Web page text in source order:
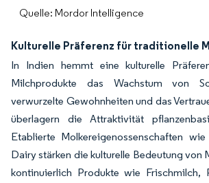
Quelle: Mordor Intelligence
Kulturelle Präferenz für traditionelle
In Indien hemmt eine kulturelle
Milchprodukte das Wachstum von
verwurzelte Gewohnheiten und das
überlagern die Attraktivität
Etablierte Molkereigenossenschaften
Dairy stärken die kulturelle Bedeutung von
kontinuierlich Produkte wie Frischmilch,